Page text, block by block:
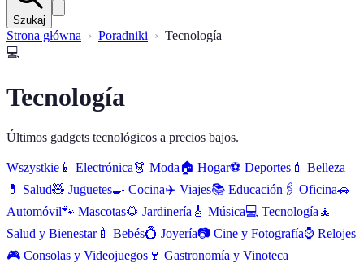
Szukaj
Strona główna Poradniki
Tecnología
💻
Tecnología
Últimos gadgets tecnológicos a precios bajos.
Wszystkie 📱 Electrónica👗 Moda🏠 Hogar⚽ Deportes 💄 Belleza
💊
Salud🧸 Juguetes🍳 Cocina✈️ Viajes📚 Educación 🖇️ Oficina🚗
Automóvil🐾 Mascotas🌻 Jardinería 🎸 Música💻 Tecnología 🧘
Salud y Bienestar🍼 Bebés💍 Joyería📷 Cine y Fotografía⌚ Relojes
🎮 Consolas y Videojuegos 🍷 Gastronomía y Vinoteca